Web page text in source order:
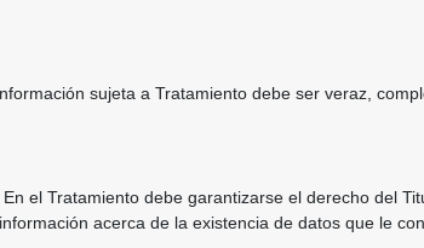
sujeta a Tratamiento debe ser veraz,
En el Tratamiento debe garantizarse el derecho del
acerca de la existencia de datos que le